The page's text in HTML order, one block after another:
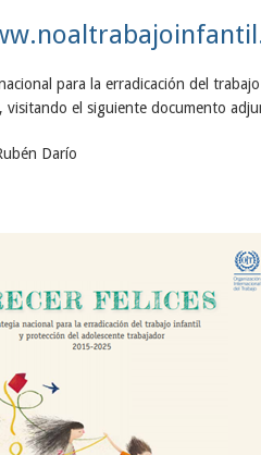
para la erradicación del
el siguiente documento
Darío